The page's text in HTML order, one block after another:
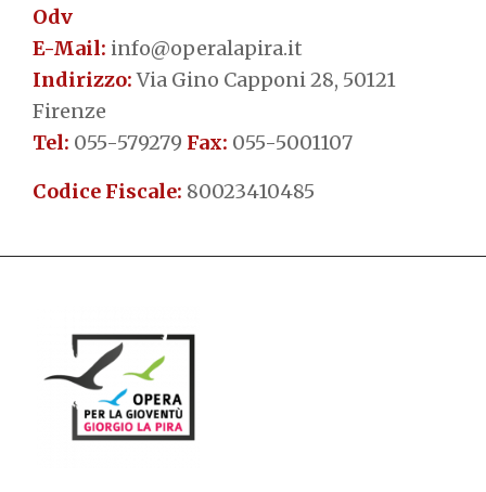
Odv
E-Mail: info@operalapira.it
Indirizzo:Via Gino Capponi 28, 50121
Firenze
Tel: 055-579279 Fax: 055-5001107
Codice Fiscale: 80023410485